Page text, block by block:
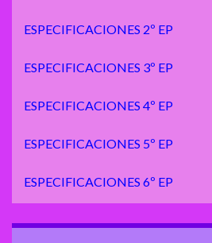
ESPECIFICACIONES 2º EP
ESPECIFICACIONES 3º EP
ESPECIFICACIONES 4º EP
ESPECIFICACIONES 5º EP
ESPECIFICACIONES 6º EP